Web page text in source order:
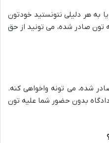
به هر دلیلی نتونستید خودتون
تون صادر شده، می تونید از حق
شده، می تونه واخواهی کنه.
بدون حضور شما علیه تون